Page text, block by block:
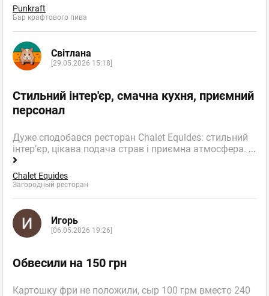
Punkraft
Бар крафтового пива
Світлана
[29.05.2026 15:18]
Стильний інтер'єр, смачна кухня, приємний
персонал
Дуже сподобався ресторан Chalet Equides: стильний
інтер’єр, цікава подача страв і приємна атмосфера. ...
Chalet Equides
Загородный ресторан
Игорь
[06.05.2026 19:26]
Обвесили на 150 грн
Картошку фри не положили, сыр 100 грм вместо 240